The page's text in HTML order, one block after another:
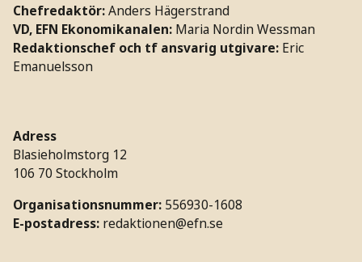
Chefredaktör:Anders Hägerstrand
VD, EFN Ekonomikanalen: Maria Nordin Wessman
Redaktionschef och tf ansvarig utgivare: Eric
Emanuelsson
Adress
Blasieholmstorg 12
106 70 Stockholm
Organisationsnummer: 556930-1608
E-postadress: redaktionen@efn.se